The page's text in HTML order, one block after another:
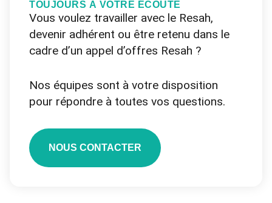
TOUJOURS À VOTRE ÉCOUTE
Vous voulez travailler avec le Resah,
devenir adhérent ou être retenu dans le
cadre d’un appel d’offres Resah ?
Nos équipes sont à votre disposition
pour répondre à toutes vos questions.
NOUS CONTACTER